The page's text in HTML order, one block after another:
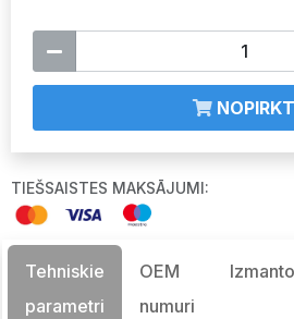
NOPIRKT
TIEŠSAISTES MAKSĀJUMI:
Tehniskie
parametri
OEM
numuri